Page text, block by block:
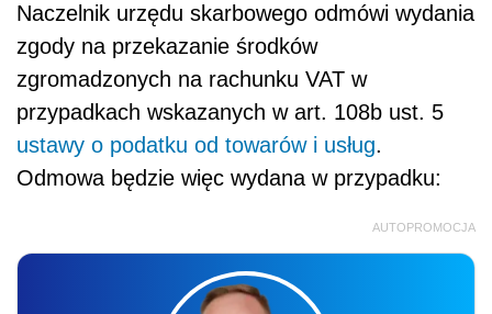
Naczelnik urzędu skarbowego odmówi wydania
zgody na przekazanie środków
zgromadzonych na rachunku VAT w
przypadkach wskazanych w art. 108b ust. 5
ustawy o podatku od towarów i usług.
Odmowa będzie więc wydana w przypadku:
AUTOPROMOCJA